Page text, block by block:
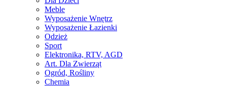
Meble
Wyposażenie Wnętrz
Wyposażenie Łazienki
Odzież
Sport
Elektronika, RTV, AGD
Art. Dla Zwierząt
Ogród, Rośliny
Chemia